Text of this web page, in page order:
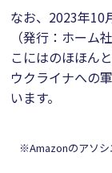
なお、2023年10
（発行：ホーム
こにはのほほん
ウクライナへの
います。
※Amazonのアソシ